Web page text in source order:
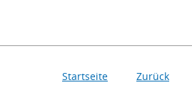
Startseite Zurück